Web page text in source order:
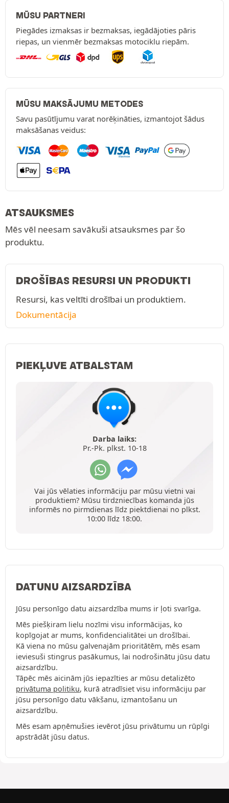
MŪSU PARTNERI
Piegādes izmaksas ir bezmaksas, iegādājoties pāris
riepas, un vienmēr bezmaksas motociklu riepām.
MŪSU MAKSĀJUMU METODES
Savu pasūtījumu varat norēķināties, izmantojot šādus
maksāšanas veidus:
ATSAUKSMES
Mēs vēl neesam savākuši atsauksmes par šo
produktu.
DROŠĪBAS RESURSI UN PRODUKTI
Resursi, kas veltīti drošībai un produktiem.
Dokumentācija
PIEKĻUVE ATBALSTAM
Darba laiks:
Pr.-Pk. plkst. 10-18
Vai jūs vēlaties informāciju par mūsu vietni vai
produktiem? Mūsu tirdzniecības komanda jūs
informēs no pirmdienas līdz piektdienai no plkst.
10:00 līdz 18:00.
DATUNU AIZSARDZĪBA
Jūsu personīgo datu aizsardzība mums ir ļoti svarīga.
Mēs piešķiram lielu nozīmi visu informācijas, ko
kopīgojat ar mums, konfidencialitātei un drošībai.
Kā viena no mūsu galvenajām prioritātēm, mēs esam
ieviesuši stingrus pasākumus, lai nodrošinātu jūsu datu
aizsardzību.
Tāpēc mēs aicinām jūs iepazīties ar mūsu detalizēto
privātuma politiku, kurā atradīsiet visu informāciju par
jūsu personīgo datu vākšanu, izmantošanu un
aizsardzību.
Mēs esam apņēmušies ievērot jūsu privātumu un rūpīgi
apstrādāt jūsu datus.